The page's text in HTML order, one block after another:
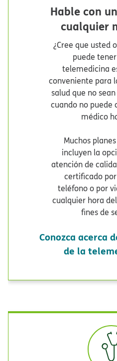
Hable con
cualquier
¿Cree que usted
puede
telemedicina
conveniente para
salud que no
cuando no puede
médico
Muchos
incluyen la
atención de
certificado
teléfono o por
cualquier hora
fines de
Conozca acerca
de la